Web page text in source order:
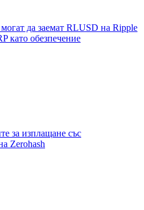
да заемат RLUSD на Ripple
като обезпечение
за изплащане със
Zerohash